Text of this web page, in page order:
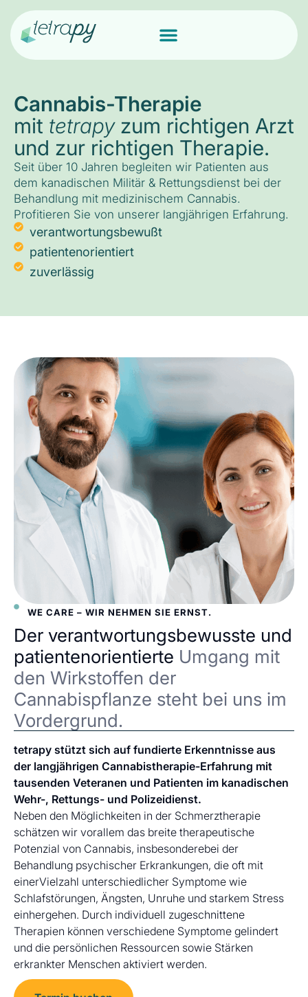
Cannabis-Therapie
mit tetrapyzum richtigen Arzt
und zur richtigen Therapie.
Seit über 10 Jahren begleiten wir Patienten aus
dem kanadischen Militär & Rettungsdienst bei der
Behandlung mit medizinischem Cannabis.
Profitieren Sie von unserer langjährigen Erfahrung.
verantwortungsbewußt
patientenorientiert
zuverlässig
WE CARE – WIR NEHMEN SIE ERNST.
Der verantwortungsbewusste und
patientenorientierte Umgang mit
den Wirkstoffen der
Cannabispflanze steht bei uns im
Vordergrund.
tetrapy stützt sich auf fundierte Erkenntnisse aus
der langjährigen Cannabistherapie-Erfahrung mit
tausenden Veteranen und Patienten im kanadischen
Wehr-, Rettungs- und Polizeidienst.
Neben den Möglichkeiten in der Schmerztherapie
schätzen wir vorallem das breite therapeutische
Potenzial von Cannabis, insbesonderebei der
Behandlung psychischer Erkrankungen, die oft mit
einerVielzahl unterschiedlicher Symptome wie
Schlafstörungen, Ängsten, Unruhe und starkem Stress
einhergehen. Durch individuell zugeschnittene
Therapien können verschiedene Symptome gelindert
und die persönlichen Ressourcen sowie Stärken
erkrankter Menschen aktiviert werden.